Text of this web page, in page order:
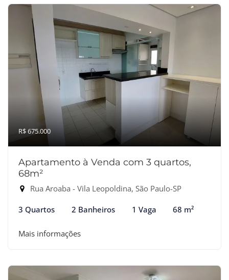
R$ 675.000
Apartamento à Venda com 3 quartos,
68m²
Rua Aroaba - Vila Leopoldina, São Paulo-SP
3 Quartos 2 Banheiros 1 Vaga 68 m²
Mais informações